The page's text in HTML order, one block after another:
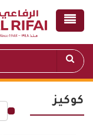
كوكيز